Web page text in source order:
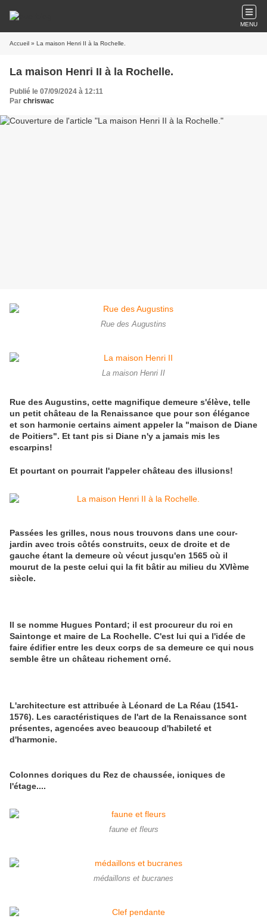
MENU
Accueil » La maison Henri II à la Rochelle.
La maison Henri II à la Rochelle.
Publié le 07/09/2024 à 12:11
Par chriswac
Rue des Augustins
La maison Henri II
Rue des Augustins, cette magnifique demeure s'élève, telle
un petit château de la Renaissance que pour son élégance
et son harmonie certains aiment appeler la "maison de Diane
de Poitiers". Et tant pis si Diane n'y a jamais mis les
escarpins!
Et pourtant on pourrait l'appeler château des illusions!
Passées les grilles, nous nous trouvons dans une cour-
jardin avec trois côtés construits, ceux de droite et de
gauche étant la demeure où vécut jusqu'en 1565 où il
mourut de la peste celui qui la fit bâtir au milieu du XVIème
siècle.
Il se nomme Hugues Pontard; il est procureur du roi en
Saintonge et maire de La Rochelle. C'est lui qui a l'idée de
faire édifier entre les deux corps de sa demeure ce qui nous
semble être un château richement orné.
L'architecture est attribuée à Léonard de La Réau (1541-
1576). Les caractéristiques de l'art de la Renaissance sont
présentes, agencées avec beaucoup d'habileté et
d'harmonie.
Colonnes doriques du Rez de chaussée, ioniques de
l'étage....
faune et fleurs
médaillons et bucranes